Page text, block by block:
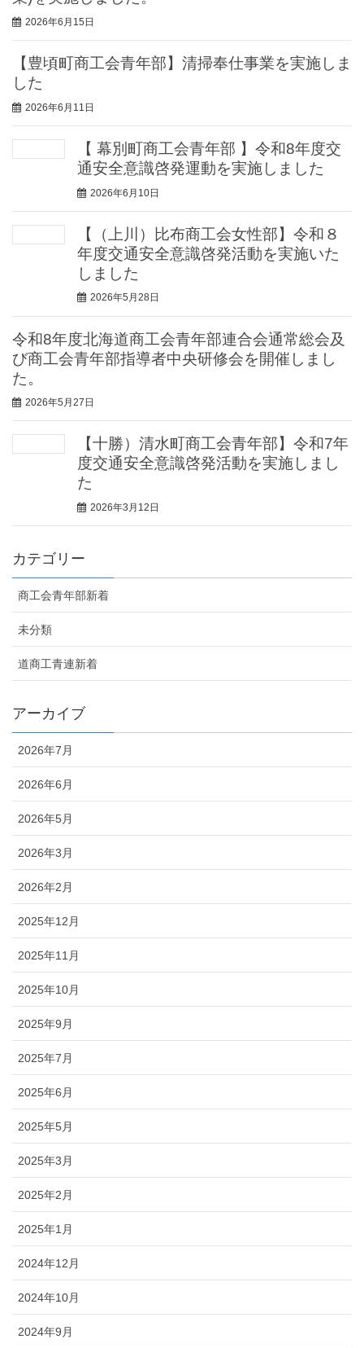
2026年6月15日
【豊頃町商工会青年部】清掃奉仕事業を実施しま
した
2026年6月11日
【 幕別町商工会青年部 】令和8年度交
通安全意識啓発運動を実施しました
2026年6月10日
【（上川）比布商工会女性部】令和８
年度交通安全意識啓発活動を実施いた
しました
2026年5月28日
令和8年度北海道商工会青年部連合会通常総会及
び商工会青年部指導者中央研修会を開催しまし
た。
2026年5月27日
【十勝）清水町商工会青年部】令和7年
度交通安全意識啓発活動を実施しまし
た
2026年3月12日
カテゴリー
商工会青年部新着
未分類
道商工青連新着
アーカイブ
2026年7月
2026年6月
2026年5月
2026年3月
2026年2月
2025年12月
2025年11月
2025年10月
2025年9月
2025年7月
2025年6月
2025年5月
2025年3月
2025年2月
2025年1月
2024年12月
2024年10月
2024年9月